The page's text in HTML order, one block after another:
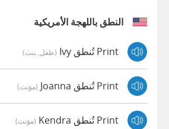
النطق باللهجة الأمريكية
Print تُنطق Ivy (طفل, بنت)
Print تُنطق Joanna (مؤنث)
Print تُنطق Kendra (مؤنث)